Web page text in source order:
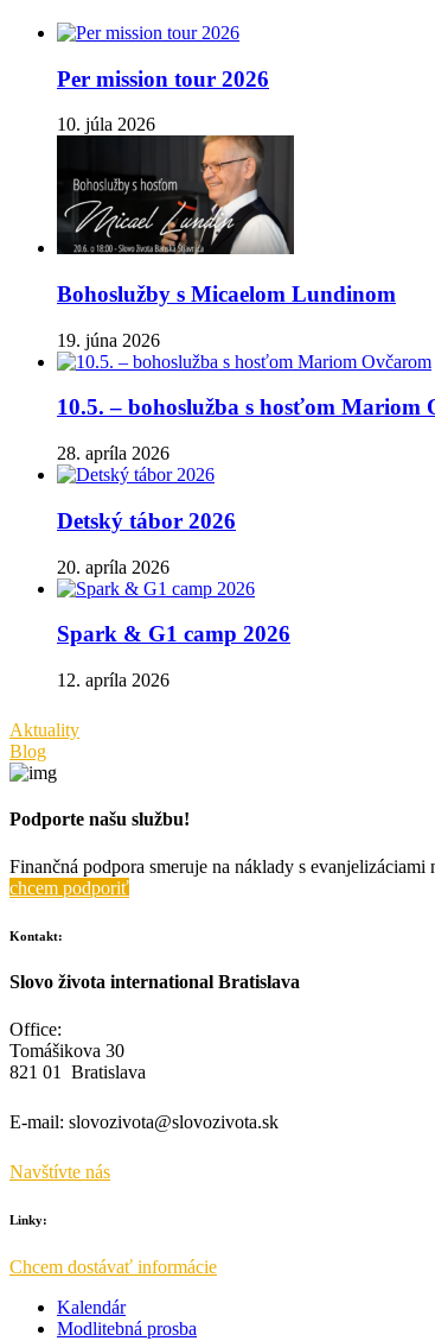
Per mission tour 2026
10. júla 2026
Bohoslužby s Micaelom Lundinom
19. júna 2026
10.5. – bohoslužba s hosťom Mariom
28. apríla 2026
Detský tábor 2026
20. apríla 2026
Spark & G1 camp 2026
12. apríla 2026
Aktuality
Blog
Podporte našu službu!
Finančná podpora smeruje na náklady s
chcem podporiť
Kontakt:
Slovo života international Bratislava
Office:
Tomášikova 30
821 01 Bratislava
E-mail: slovozivota@slovozivota.sk
Navštívte nás
Linky:
Chcem dostávať informácie
Kalendár
Modlitebná prosba